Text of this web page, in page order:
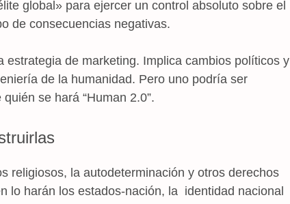
global» para ejercer un control absoluto sobre el
de consecuencias negativas.
estrategia de marketing. Implica cambios políticos y
de la humanidad. Pero uno podría ser
se hará “Human 2.0”.
religiosos, la autodeterminación y otros derechos
lo harán los estados-nación, la identidad nacional